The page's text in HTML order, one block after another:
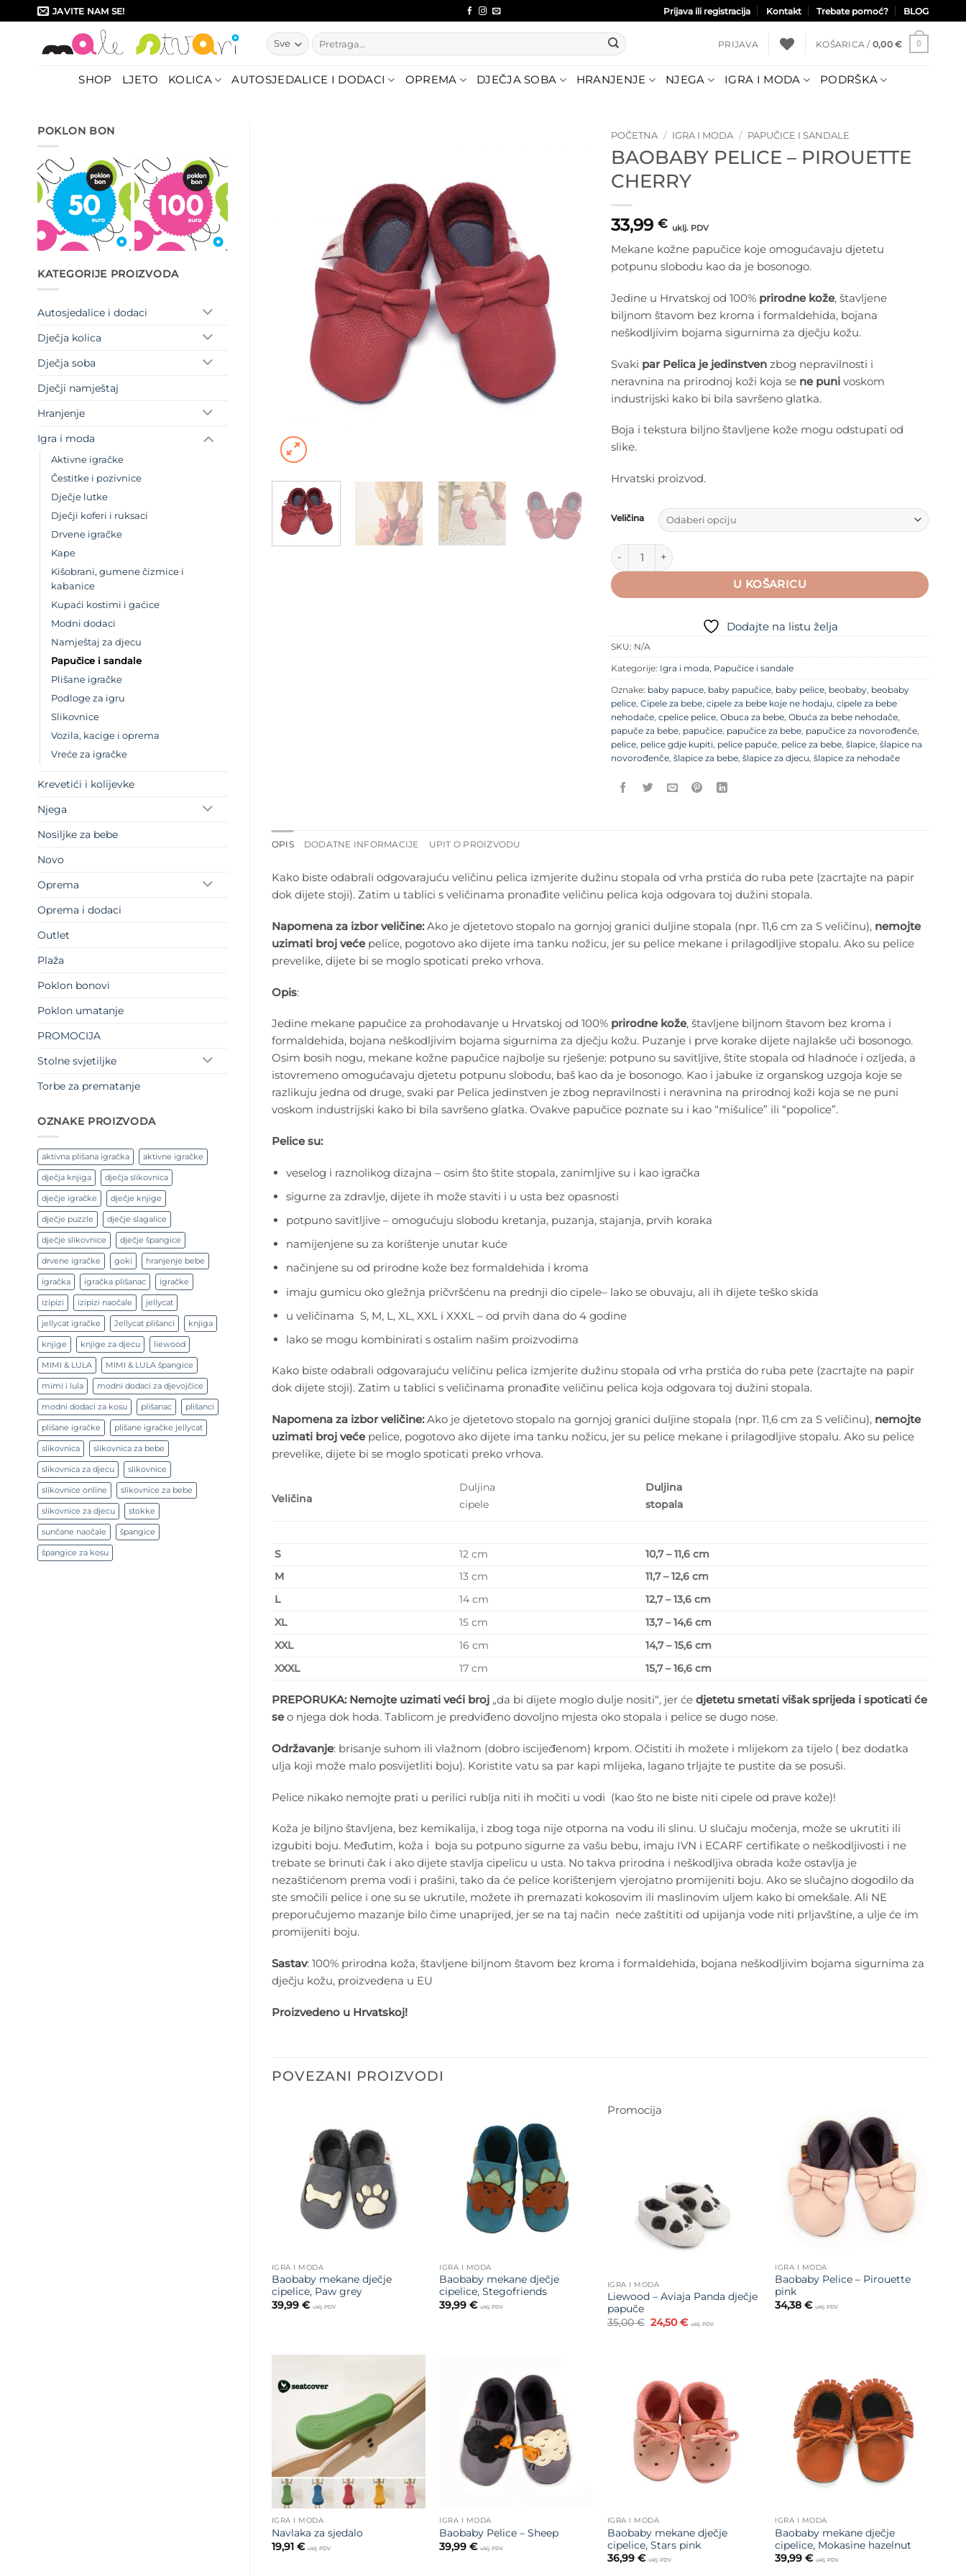
to
JAVITE NAM SE! Prijava ili registracija Kontakt Trebate pomoć? BLOG
Pretraži:
PRIJAVA KOŠARICA / 0,00 € 0
SHOP LJETO KOLICA AUTOSJEDALICE I DODACI OPREMA DJEČJA SOBA HRANJENJE NJEGA IGRA I MODA PODRŠKA
POKLON BON
KATEGORIJE PROIZVODA
Autosjedalice i dodaci
Dječja kolica
Dječja soba
Dječji namještaj
Hranjenje
Igra i moda
Aktivne igračke
Čestitke i pozivnice
Dječje lutke
Dječji koferi i ruksaci
Drvene igračke
Kape
Kišobrani, gumene čizmice i
kabanice
Kupaći kostimi i gaćice
Modni dodaci
Namještaj za djecu
Papučice i sandale
Plišane igračke
Podloge za igru
Slikovnice
Vozila, kacige i oprema
Vreće za igračke
Krevetići i kolijevke
Njega
Nosiljke za bebe
Novo
Oprema
Oprema i dodaci
Outlet
Plaža
Poklon bonovi
Poklon umatanje
PROMOCIJA
Stolne svjetiljke
Torbe za prematanje
OZNAKE PROIZVODA
aktivna plišana igračka aktivne igračke
dječja knjiga dječja slikovnica
dječje igračke dječje knjige
dječje puzzle dječje slagalice
dječje slikovnice dječje špangice
drvene igračke goki hranjenje bebe
igračka igračka plišanac igračke
izipizi izipizi naočale jellycat
jellycat igračke Jellycat plišanci knjiga
knjige knjige za djecu liewood
MIMI & LULA MIMI & LULA špangice
mimi i lula modni dodaci za djevojčice
modni dodaci za kosu plišanac plišanci
plišane igračke plišane igračke jellycat
slikovnica slikovnica za bebe
slikovnica za djecu slikovnice
slikovnice online slikovnice za bebe
slikovnice za djecu stokke
sunčane naočale špangice
špangice za kosu
POČETNA / IGRA I MODA / PAPUČICE I SANDALE
BAOBABY PELICE – PIROUETTE
CHERRY
33,99 € uklj. PDV
Mekane kožne papučice koje omogućavaju djetetu
potpunu slobodu kao da je bosonogo.
Jedine u Hrvatskoj od 100% prirodne kože, štavljene
biljnom štavom bez kroma i formaldehida, bojana
neškodljivim bojama sigurnima za dječju kožu.
Svaki par Pelica je jedinstven zbog nepravilnosti i
neravnina na prirodnoj koži koja se ne puni voskom
industrijski kako bi bila savršeno glatka.
Boja i tekstura biljno štavljene kože mogu odstupati od
slike.
Hrvatski proizvod.
Veličina
Baobaby Pelice - Pirouette Cherry količina
U KOŠARICU
Dodajte na listu želja
SKU: N/A
Kategorije: Igra i moda, Papučice i sandale
Oznake: baby papuce, baby papučice, baby pelice, beobaby, beobaby
pelice, Cipele za bebe, cipele za bebe koje ne hodaju, cipele za bebe
nehodače, cpelice pelice, Obuca za bebe, Obuća za bebe nehodače,
papuče za bebe, papučice, papučice za bebe, papučice za novorođenče,
pelice, pelice gdje kupiti, pelice papuče, pelice za bebe, šlapice, šlapice na
novorođenče, šlapice za bebe, šlapice za djecu, šlapice za nehodače
OPIS DODATNE INFORMACIJE UPIT O PROIZVODU
Kako biste odabrali odgovarajuću veličinu pelica izmjerite dužinu stopala od vrha prstića do ruba pete (zacrtajte na papir
dok dijete stoji). Zatim u tablici s veličinama pronađite veličinu pelica koja odgovara toj dužini stopala.
Napomena za izbor veličine:Ako je djetetovo stopalo na gornjoj granici duljine stopala (npr. 11,6 cm za S veličinu), nemojte
uzimati broj većepelice, pogotovo ako dijete ima tanku nožicu, jer su pelice mekane i prilagodljive stopalu. Ako su pelice
prevelike, dijete bi se moglo spoticati preko vrhova.
Opis:
Jedine mekane papučice za prohodavanje u Hrvatskoj od 100% prirodne kože, štavljene biljnom štavom bez kroma i
formaldehida, bojana neškodljivim bojama sigurnima za dječju kožu. Puzanje i prve korake dijete najlakše uči bosonogo.
Osim bosih nogu, mekane kožne papučice najbolje su rješenje: potpuno su savitljive, štite stopala od hladnoće i ozljeda, a
istovremeno omogućavaju djetetu potpunu slobodu, baš kao da je bosonogo. Kao i jabuke iz organskog uzgoja koje se
razlikuju jedna od druge, svaki par Pelica jedinstven je zbog nepravilnosti i neravnina na prirodnoj koži koja se ne puni
voskom industrijski kako bi bila savršeno glatka. Ovakve papučice poznate su i kao “mišulice” ili “popolice”.
Pelice su:
veselog i raznolikog dizajna – osim što štite stopala, zanimljive su i kao igračka
sigurne za zdravlje, dijete ih može staviti i u usta bez opasnosti
potpuno savitljive – omogućuju slobodu kretanja, puzanja, stajanja, prvih koraka
namijenjene su za korištenje unutar kuće
načinjene su od prirodne kože bez formaldehida i kroma
imaju gumicu oko gležnja pričvršćenu na prednji dio cipele– lako se obuvaju, ali ih dijete teško skida
u veličinama S, M, L, XL, XXL i XXXL – od prvih dana do 4 godine
lako se mogu kombinirati s ostalim našim proizvodima
Kako biste odabrali odgovarajuću veličinu pelica izmjerite dužinu stopala od vrha prstića do ruba pete (zacrtajte na papir
dok dijete stoji). Zatim u tablici s veličinama pronađite veličinu pelica koja odgovara toj dužini stopala.
Napomena za izbor veličine:Ako je djetetovo stopalo na gornjoj granici duljine stopala (npr. 11,6 cm za S veličinu), nemojte
uzimati broj većepelice, pogotovo ako dijete ima tanku nožicu, jer su pelice mekane i prilagodljive stopalu. Ako su pelice
prevelike, dijete bi se moglo spoticati preko vrhova.
Veličina
Duljina
cipele
Duljina
stopala
S 12 cm
10,7 – 11,6 cm
M
13 cm
11,7 – 12,6 cm
L
14 cm
12,7 – 13,6 cm
XL
15 cm
13,7 – 14,6 cm
XXL
16 cm
14,7 – 15,6 cm
XXXL
17 cm 15,7 – 16,6 cm
PREPORUKA: Nemojte uzimati veći broj „da bi dijete moglo dulje nositi“, jer će djetetu smetati višak sprijeda i spoticati će
seo njega dok hoda. Tablicom je predviđeno dovoljno mjesta oko stopala i pelice se dugo nose.
Održavanje: brisanje suhom ili vlažnom (dobro iscijeđenom) krpom. Očistiti ih možete i mlijekom za tijelo ( bez dodatka
ulja koji može malo posvijetliti boju). Koristite vatu sa par kapi mlijeka, lagano trljajte te pustite da se posuši.
Pelice nikako nemojte prati u perilici rublja niti ih močiti u vodi (kao što ne biste niti cipele od prave kože)!
Koža je biljno štavljena, bez kemikalija, i zbog toga nije otporna na vodu ili slinu. U slučaju močenja, može se ukrutiti ili
izgubiti boju. Međutim, koža i boja su potpuno sigurne za vašu bebu, imaju IVN i ECARF certifikate o neškodljivosti i ne
trebate se brinuti čak i ako dijete stavlja cipelicu u usta. No takva prirodna i neškodljiva obrada kože ostavlja je
nezaštićenom prema vodi i prašini, tako da će pelice korištenjem vjerojatno promijeniti boju. Ako se slučajno dogodilo da
ste smočili pelice i one su se ukrutile, možete ih premazati kokosovim ili maslinovim uljem kako bi omekšale. Ali NE
preporučujemo mazanje bilo čime unaprijed, jer se na taj način neće zaštititi od upijanja vode niti prljavštine, a ulje će im
promijeniti boju.
Sastav: 100% prirodna koža, štavljene biljnom štavom bez kroma i formaldehida, bojana neškodljivim bojama sigurnima za
dječju kožu, proizvedena u EU
Proizvedeno u Hrvatskoj!
POVEZANI PROIZVODI
Dodajte
na listu
želja
IGRA I MODA
Baobaby mekane dječje
cipelice, Paw grey
39,99 € uklj. PDV
Dodajte
na listu
želja
IGRA I MODA
Baobaby mekane dječje
cipelice, Stegofriends
39,99€ uklj. PDV
Promocija
IGRA I MODA
Liewood – Aviaja Panda dječje
papuče
35,00€ Izvorna
cijena
24,50€Trenutna
cijena
uklj. PDV
Dodajte
na listu
želja
IGRA I MODA
Baobaby Pelice – Pirouette
pink
34,38€ uklj. PDV
Dodajte
na listu
želja
IGRA I MODA
Navlaka za sjedalo
19,91 € uklj. PDV
Dodajte
na listu
želja
IGRA I MODA
Baobaby Pelice – Sheep
39,99€ uklj. PDV
Dodajte
na listu
IGRA I MODA
Baobaby mekane dječje
cipelice, Stars pink
36,99 € uklj. PDV
Dodajte
na listu
želja
IGRA I MODA
Baobaby mekane dječje
cipelice, Mokasine hazelnut
39,99€ uklj. PDV